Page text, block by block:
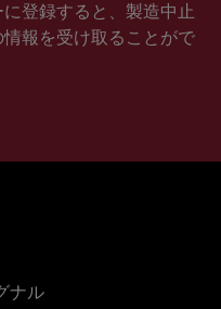
登録すると、製造中止
報を受け取ることがで
ナル